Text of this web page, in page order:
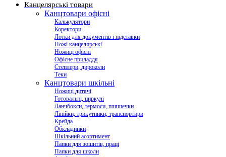
Канцелярські товари
Канцтовари офісні
Калькулятори
Коректори
Лотки для документів і підставки
Ножі канцелярські
Ножиці офісні
Офісне приладдя
Степлери, дироколи
Теки
Канцтовари шкільні
Ножиці дитячі
Готовальні, циркулі
Ланчбокси, термоси, пляшечки
Лінійки, трикутники, транспортири
Крейда
Обкладинки
Шкільний асортимент
Папки для зошитів, праці
Папки для школи